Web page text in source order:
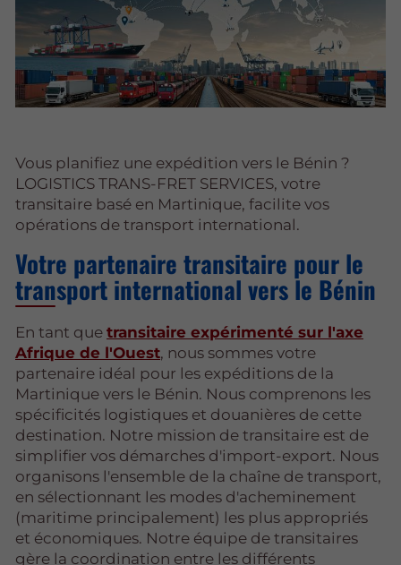
Vous planifiez une expédition vers le Bénin ?
LOGISTICS TRANS-FRET SERVICES, votre
transitaire basé en Martinique, facilite vos
opérations de transport international.
Votre partenaire transitaire pour le
transport international vers le Bénin
En tant que transitaire expérimenté sur l'axe
Afrique de l'Ouest, nous sommes votre
partenaire idéal pour les expéditions de la
Martinique vers le Bénin. Nous comprenons les
spécificités logistiques et douanières de cette
destination. Notre mission de transitaire est de
simplifier vos démarches d'import-export. Nous
organisons l'ensemble de la chaîne de transport,
en sélectionnant les modes d'acheminement
(maritime principalement) les plus appropriés
et économiques. Notre équipe de transitaires
gère la coordination entre les différents